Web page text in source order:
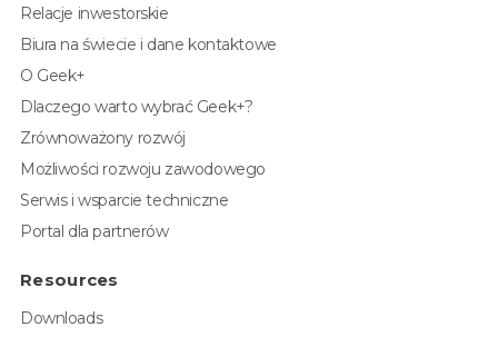
Relacje inwestorskie
Biura na świecie i dane kontaktowe
O Geek+
Dlaczego warto wybrać Geek+?
Zrównoważony rozwój
Możliwości rozwoju zawodowego
Serwis i wsparcie techniczne
Portal dla partnerów
Resources
Downloads